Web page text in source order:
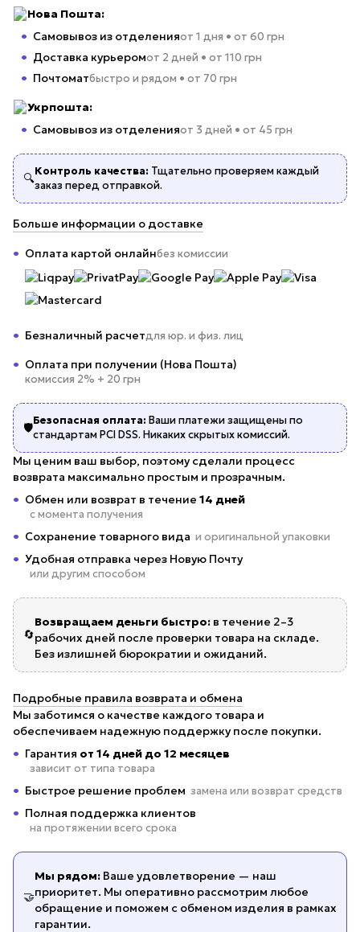
Нова Пошта:
Самовывоз из отделенияот 1 дня • от 60 грн
Доставка курьеромот 2 дней • от 110 грн
Почтоматбыстро и рядом • от 70 грн
Укрпошта:
Самовывоз из отделенияот 3 дней • от 45 грн
🔍
Контроль качества: Тщательно проверяем каждый
заказ перед отправкой.
Больше информации о доставке
Оплата картой онлайнбез комиссии
Безналичный расчетдля юр. и физ. лиц
Оплата при получении (Нова Пошта)
комиссия 2% + 20 грн
🛡️
Безопасная оплата: Ваши платежи защищены по
стандартам PCI DSS. Никаких скрытых комиссий.
Мы ценим ваш выбор, поэтому сделали процесс
возврата максимально простым и прозрачным.
Обмен или возврат в течение 14 дней
с момента получения
Сохранение товарного вида и оригинальной упаковки
Удобная отправка через Новую Почту
или другим способом
🔄
Возвращаем деньги быстро: в течение 2–3
рабочих дней после проверки товара на складе.
Без излишней бюрократии и ожиданий.
Подробные правила возврата и обмена
Мы заботимся о качестве каждого товара и
обеспечиваем надежную поддержку после покупки.
Гарантия от 14 дней до 12 месяцев
зависит от типа товара
Быстрое решение проблем замена или возврат средств
Полная поддержка клиентов
на протяжении всего срока
🤝
Мы рядом: Ваше удовлетворение — наш
приоритет. Мы оперативно рассмотрим любое
обращение и поможем с обменом изделия в рамках
гарантии.